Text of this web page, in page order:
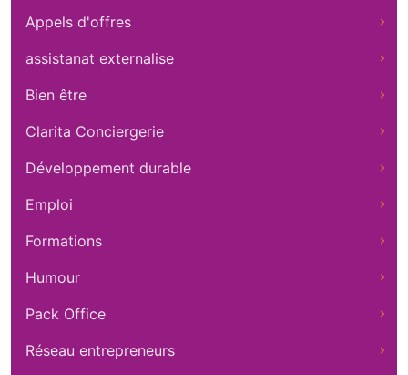
Appels d'offres
assistanat externalise
Bien être
Clarita Conciergerie
Développement durable
Emploi
Formations
Humour
Pack Office
Réseau entrepreneurs